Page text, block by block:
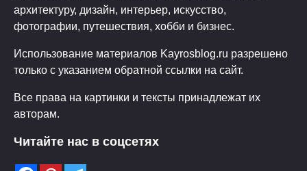
архитектуру, дизайн, интерьер, искусство,
фотографии, путешествия, хобби и бизнес.
Использование материалов Kayrosblog.ru разрешено
только с указанием обратной ссылки на сайт.
Все права на картинки и тексты принадлежат их
авторам.
Читайте нас в соцсетях